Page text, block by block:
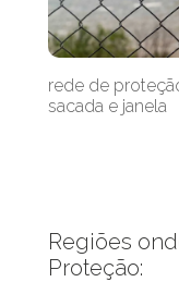
rede de
sacada e janela
Regiões
Proteção: